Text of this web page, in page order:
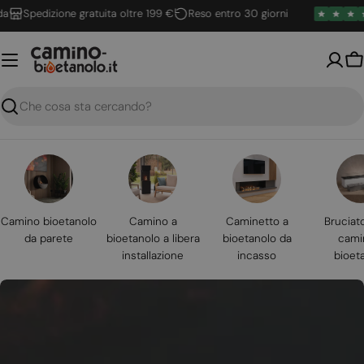
Vai
al
contenuto
gratuita oltre 199 € Reso entro 30 giorni
Ricerca
Camino bioetanolo
da parete
Camino a
bioetanolo a libera
installazione
Caminetto a
bioetanolo da
incasso